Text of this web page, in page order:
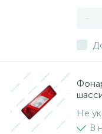
-
Не
В